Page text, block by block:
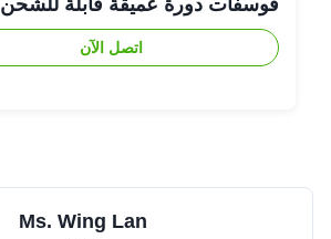
فوسفات دورة عميقة قابلة للشحن
اتصل الآن
Ms. Wing Lan